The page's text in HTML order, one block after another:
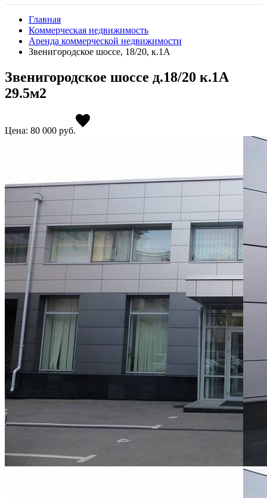
Главная
Коммерческая недвижимость
Аренда коммерческой недвижимости
Звенигородское шоссе, 18/20, к.1А
Звенигородское шоссе д.18/20 к.1А
29.5м2
Цена: 80 000 руб.